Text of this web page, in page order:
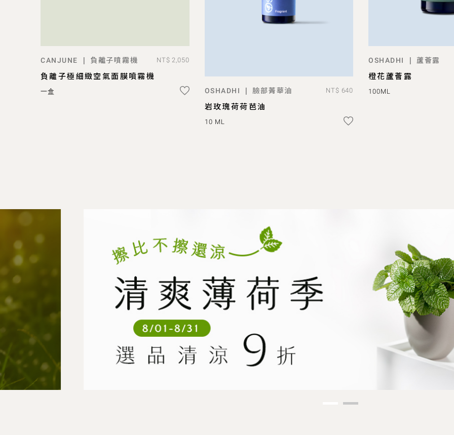
ADD TO BAG
CANJUNE | 負離子噴霧機 NT$ 2,050
負離子極細緻空氣面膜噴霧機
一盒 ADD TO BAG
OSHADHI | 臉部菁華油 NT$ 640
岩玫瑰荷荷芭油
10 ML
ADD
OSHADHI | 蘆薈露
橙花蘆薈露
100ML